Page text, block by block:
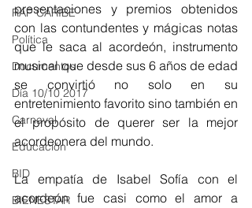
RAP CARIBE
Política
Documentos
Día 10/10 2017
Carnaval
Educación
BID
BIENESTAR
presentaciones y premios obtenidos
con las contundentes y mágicas notas
que le saca al acordeón, instrumento
musical que desde sus 6 años de edad
se convirtió no solo en su
entretenimiento favorito sino también en
el propósito de querer ser la mejor
acordeonera del mundo.
La empatía de Isabel Sofía con el
acordeón fue casi como el amor a